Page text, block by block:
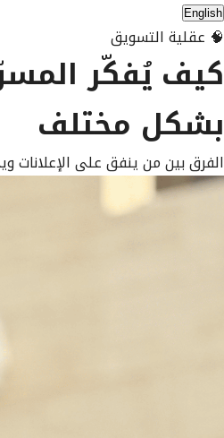
English
🧠 عقلية التسويق
كيف يُفكّر
بشكل مختلف
الفرق بين من ينفق على الإعلانات